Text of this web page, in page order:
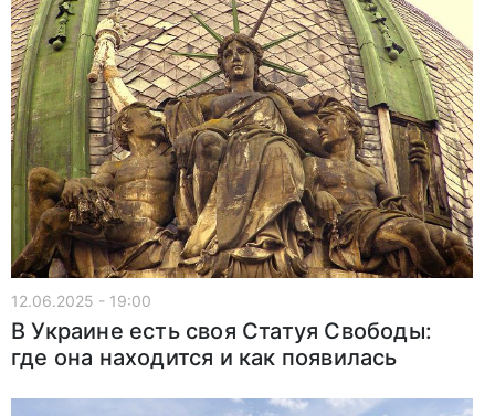
12.06.2025 - 19:00
В Украине есть своя Статуя Свободы:
где она находится и как появилась